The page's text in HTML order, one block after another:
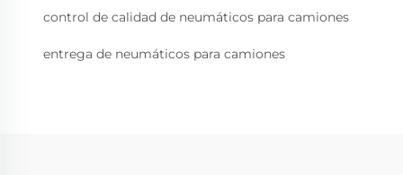
control de calidad de neumáticos para camiones
entrega de neumáticos para camiones